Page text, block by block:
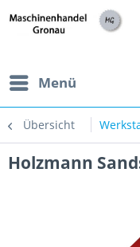
Menü
Übersicht
Holzmann